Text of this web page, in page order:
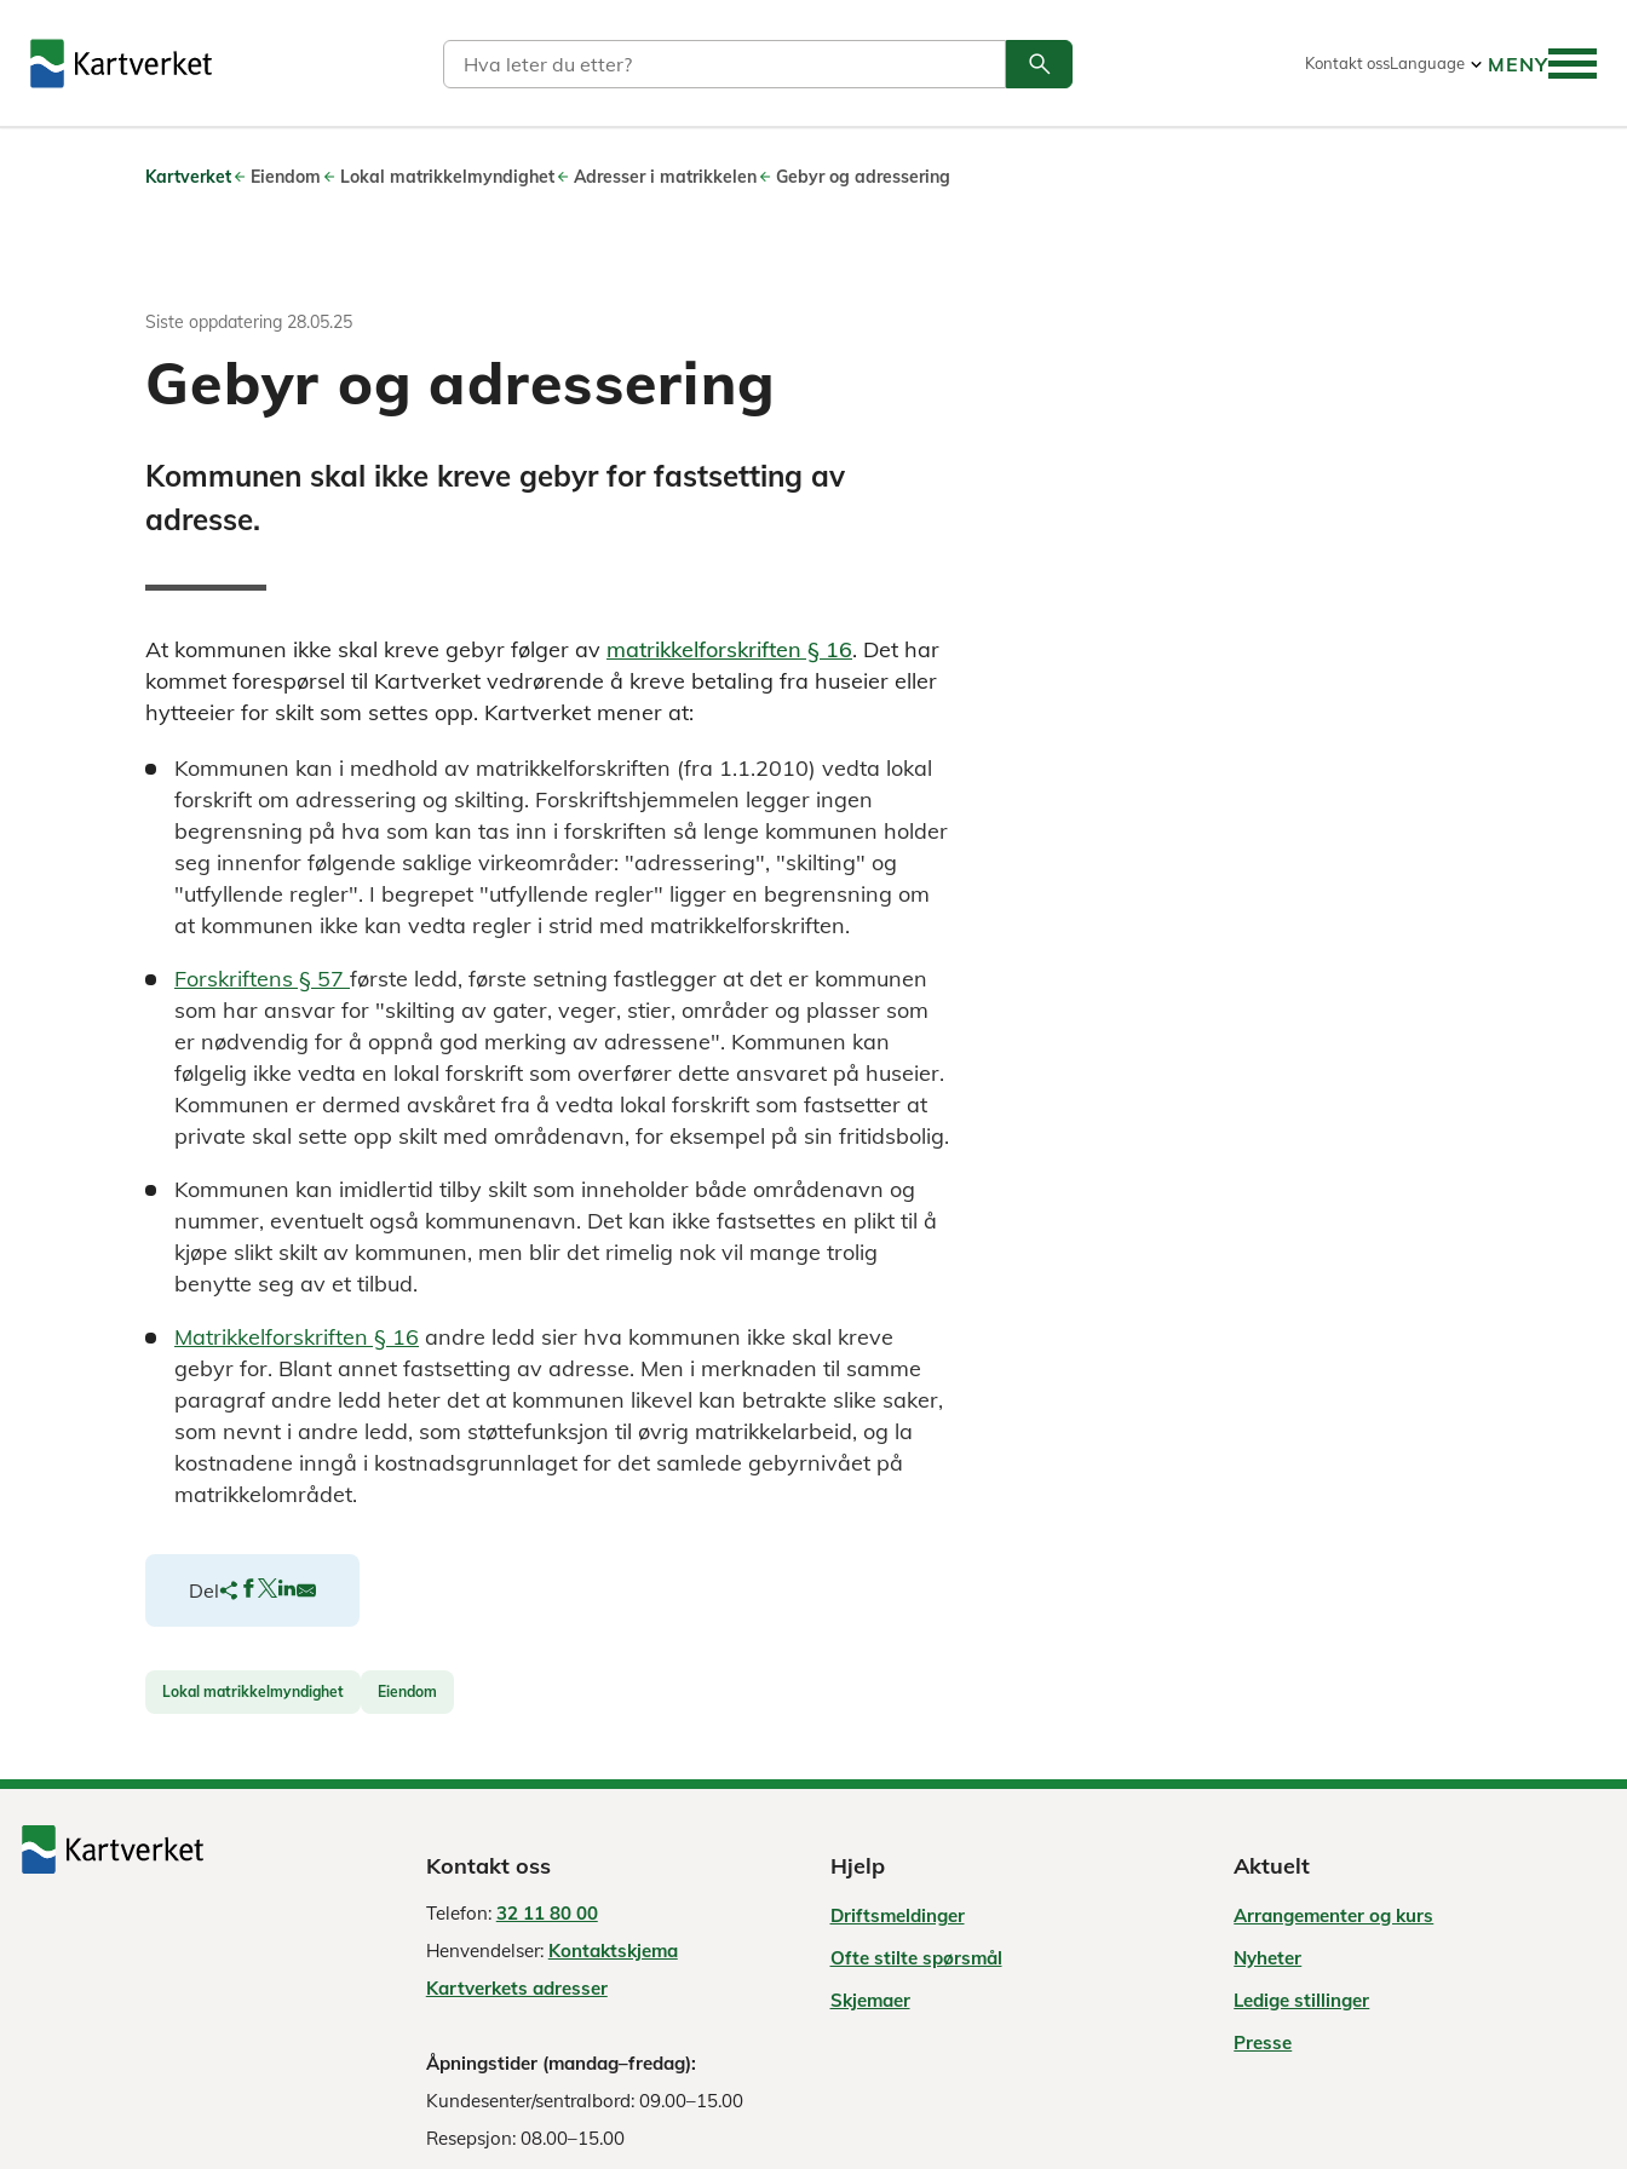
Søk
Søk
search Kontakt ossLanguage MENY
Kartverket Eiendom Lokal matrikkelmyndighet Adresser i matrikkelen Gebyr og adressering
Siste oppdatering 28.05.25
Gebyr og adressering
Kommunen skal ikke kreve gebyr for fastsetting av
adresse.
At kommunen ikke skal kreve gebyr følger av matrikkelforskriften § 16. Det har
kommet forespørsel til Kartverket vedrørende å kreve betaling fra huseier eller
hytteeier for skilt som settes opp. Kartverket mener at:
Kommunen kan i medhold av matrikkelforskriften (fra 1.1.2010) vedta lokal
forskrift om adressering og skilting. Forskriftshjemmelen legger ingen
begrensning på hva som kan tas inn i forskriften så lenge kommunen holder
seg innenfor følgende saklige virkeområder: "adressering", "skilting" og
"utfyllende regler". I begrepet "utfyllende regler" ligger en begrensning om
at kommunen ikke kan vedta regler i strid med matrikkelforskriften.
Forskriftens § 57 første ledd, første setning fastlegger at det er kommunen
som har ansvar for "skilting av gater, veger, stier, områder og plasser som
er nødvendig for å oppnå god merking av adressene". Kommunen kan
følgelig ikke vedta en lokal forskrift som overfører dette ansvaret på huseier.
Kommunen er dermed avskåret fra å vedta lokal forskrift som fastsetter at
private skal sette opp skilt med områdenavn, for eksempel på sin fritidsbolig.
Kommunen kan imidlertid tilby skilt som inneholder både områdenavn og
nummer, eventuelt også kommunenavn. Det kan ikke fastsettes en plikt til å
kjøpe slikt skilt av kommunen, men blir det rimelig nok vil mange trolig
benytte seg av et tilbud.
Matrikkelforskriften § 16 andre ledd sier hva kommunen ikke skal kreve
gebyr for. Blant annet fastsetting av adresse. Men i merknaden til samme
paragraf andre ledd heter det at kommunen likevel kan betrakte slike saker,
som nevnt i andre ledd, som støttefunksjon til øvrig matrikkelarbeid, og la
kostnadene inngå i kostnadsgrunnlaget for det samlede gebyrnivået på
matrikkelområdet.
Del
Lokal matrikkelmyndighet Eiendom
Kontakt oss
Telefon: 32 11 80 00
Henvendelser: Kontaktskjema
Kartverkets adresser
Åpningstider (mandag–fredag):
Kundesenter/sentralbord: 09.00–15.00
Resepsjon: 08.00–15.00
Hjelp
Driftsmeldinger
Ofte stilte spørsmål
Skjemaer
Aktuelt
Arrangementer og kurs
Nyheter
Ledige stillinger
Presse